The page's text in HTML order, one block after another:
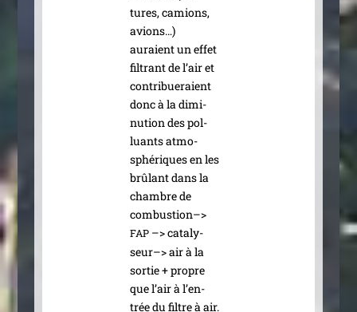
tures, camions,
avions…)
auraient un effet
fil­trant de l’air et
contri­bue­raient
donc à la dimi­
nu­tion des pol­
luants atmo­
sphé­riques en les
brû­lant dans la
chambre de
com­bus­tion–>
FAP–> cata­ly­
seur–> air à la
sor­tie + propre
que l’air à l’en­
trée du filtre à air.